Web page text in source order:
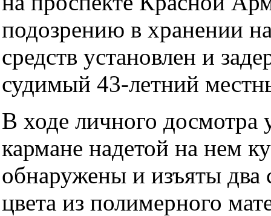
подозрению в хранении
средств установлен и
судимый 43-летний
В ходе личного досмотра
кармане надетой на нем
обнаружены и изъяты два
цвета из полимерного